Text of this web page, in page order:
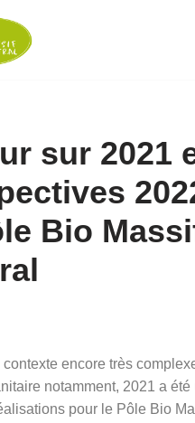
sur 2021
Bio
contexte encore très
notamment, 2021 a été
pour le Pôle Bio